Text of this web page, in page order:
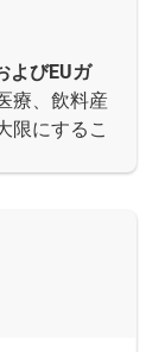
よびEUガ
療、飲料産
限にするこ